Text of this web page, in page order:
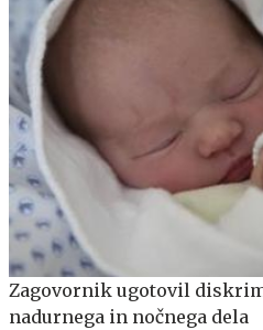
Zagovornik ugotovil
nadurnega in nočnega dela